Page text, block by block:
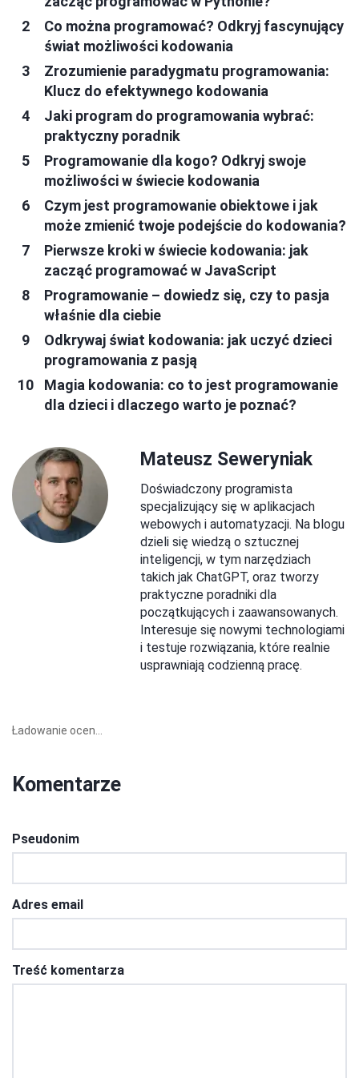
Co można programować? Odkryj fascynujący
świat możliwości kodowania
Zrozumienie paradygmatu programowania:
Klucz do efektywnego kodowania
Jaki program do programowania wybrać:
praktyczny poradnik
Programowanie dla kogo? Odkryj swoje
możliwości w świecie kodowania
Czym jest programowanie obiektowe i jak
może zmienić twoje podejście do kodowania?
Pierwsze kroki w świecie kodowania: jak
zacząć programować w JavaScript
Programowanie – dowiedz się, czy to pasja
właśnie dla ciebie
Odkrywaj świat kodowania: jak uczyć dzieci
programowania z pasją
Magia kodowania: co to jest programowanie
dla dzieci i dlaczego warto je poznać?
Mateusz Seweryniak
Doświadczony programista
specjalizujący się w aplikacjach
webowych i automatyzacji. Na blogu
dzieli się wiedzą o sztucznej
inteligencji, w tym narzędziach
takich jak ChatGPT, oraz tworzy
praktyczne poradniki dla
początkujących i zaawansowanych.
Interesuje się nowymi technologiami
i testuje rozwiązania, które realnie
usprawniają codzienną pracę.
Ładowanie ocen...
Komentarze
Pseudonim
Adres email
Treść komentarza